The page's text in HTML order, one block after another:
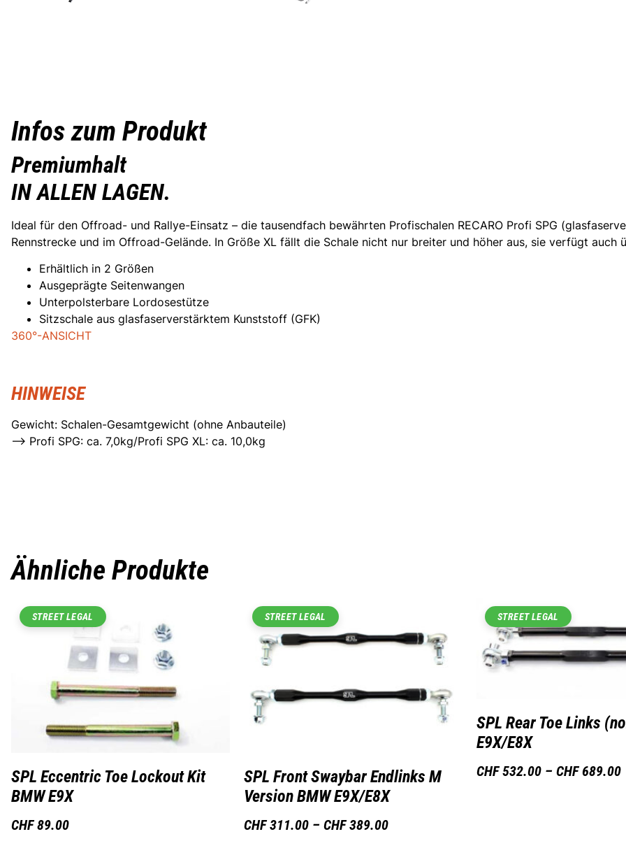
Infos zum Produkt
Premiumhalt
IN ALLEN LAGEN.
Ideal für den Offroad- und Rallye-Einsatz – die tausendfach bewährten Profischalen RECARO Profi SPG
Rennstrecke und im Offroad-Gelände. In Größe XL fällt die Schale nicht nur breiter und höher aus, sie verfügt auch
Erhältlich in 2 Größen
Ausgeprägte Seitenwangen
Unterpolsterbare Lordosestütze
Sitzschale aus glasfaserverstärktem Kunststoff (GFK)
360°-ANSICHT
HINWEISE
Gewicht: Schalen-Gesamtgewicht (ohne Anbauteile)
–> Profi SPG: ca. 7,0kg/Profi SPG XL: ca. 10,0kg
Ähnliche Produkte
STREET LEGAL
SPL Eccentric Toe Lockout Kit
BMW E9X
CHF89.00
STREET LEGAL
SPL Front Swaybar Endlinks M
Version BMW E9X/E8X
CHF311.00 – CHF389.00
STREET LEGAL
SPL Rear Toe Links
E9X/E8X
CHF532.00 – CHF689.00